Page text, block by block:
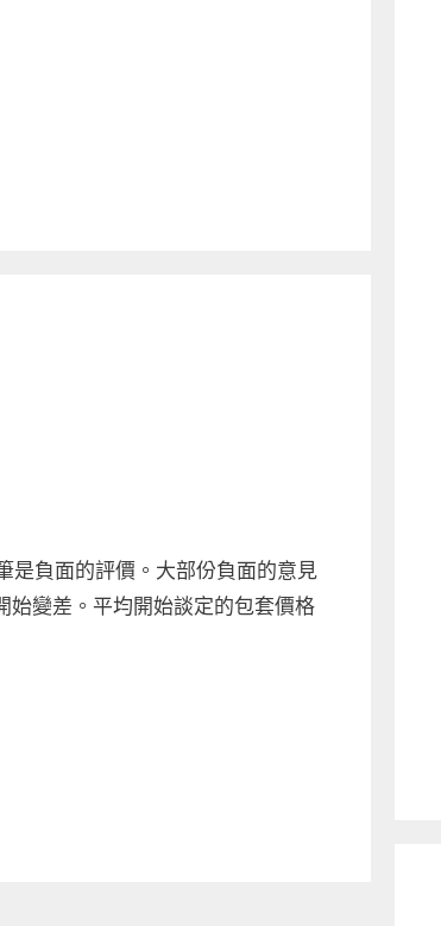
是負面的評價。大部份負面的意見
始變差。平均開始談定的包套價格